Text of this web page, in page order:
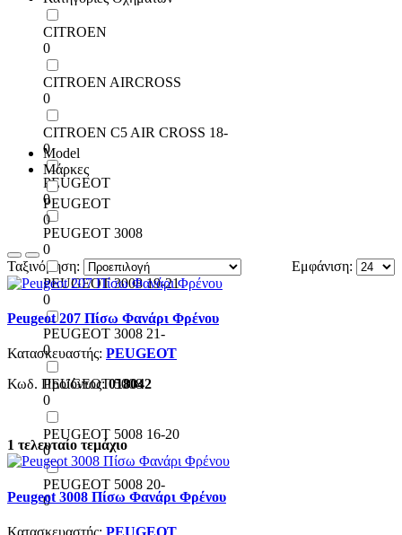
CITROEN
0
CITROEN AIRCROSS
0
CITROEN C5 AIR CROSS 18-
0
PEUGEOT
0
PEUGEOT 3008
0
PEUGEOT 3008 19-21
0
PEUGEOT 3008 21-
0
PEUGEOT 5008
0
PEUGEOT 5008 16-20
0
PEUGEOT 5008 20-
0
Model
Μάρκες
PEUGEOT
0
Εμφάνιση:
Ταξινόμηση:
Peugeot 207 Πίσω Φανάρι Φρένου
Κατασκευαστής: PEUGEOT
Κωδ. Προϊόντος:018042
1 τελευταίο τεμάχιο
Peugeot 3008 Πίσω Φανάρι Φρένου
Κατασκευαστής: PEUGEOT